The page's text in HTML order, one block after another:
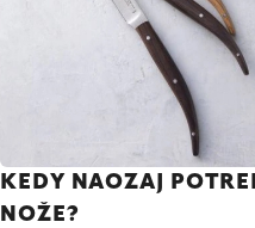
KEDY NAOZAJ
NOŽE?